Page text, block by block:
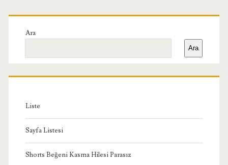
Birincil
Yan
Menü
Ara
Ara
Liste
Sayfa Listesi
Shorts Beğeni Kasma Hilesi Parasız